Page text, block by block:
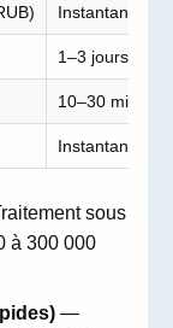
Instantané
1–3 jours
10–30 min
Instantané
sous
à 300 000
—